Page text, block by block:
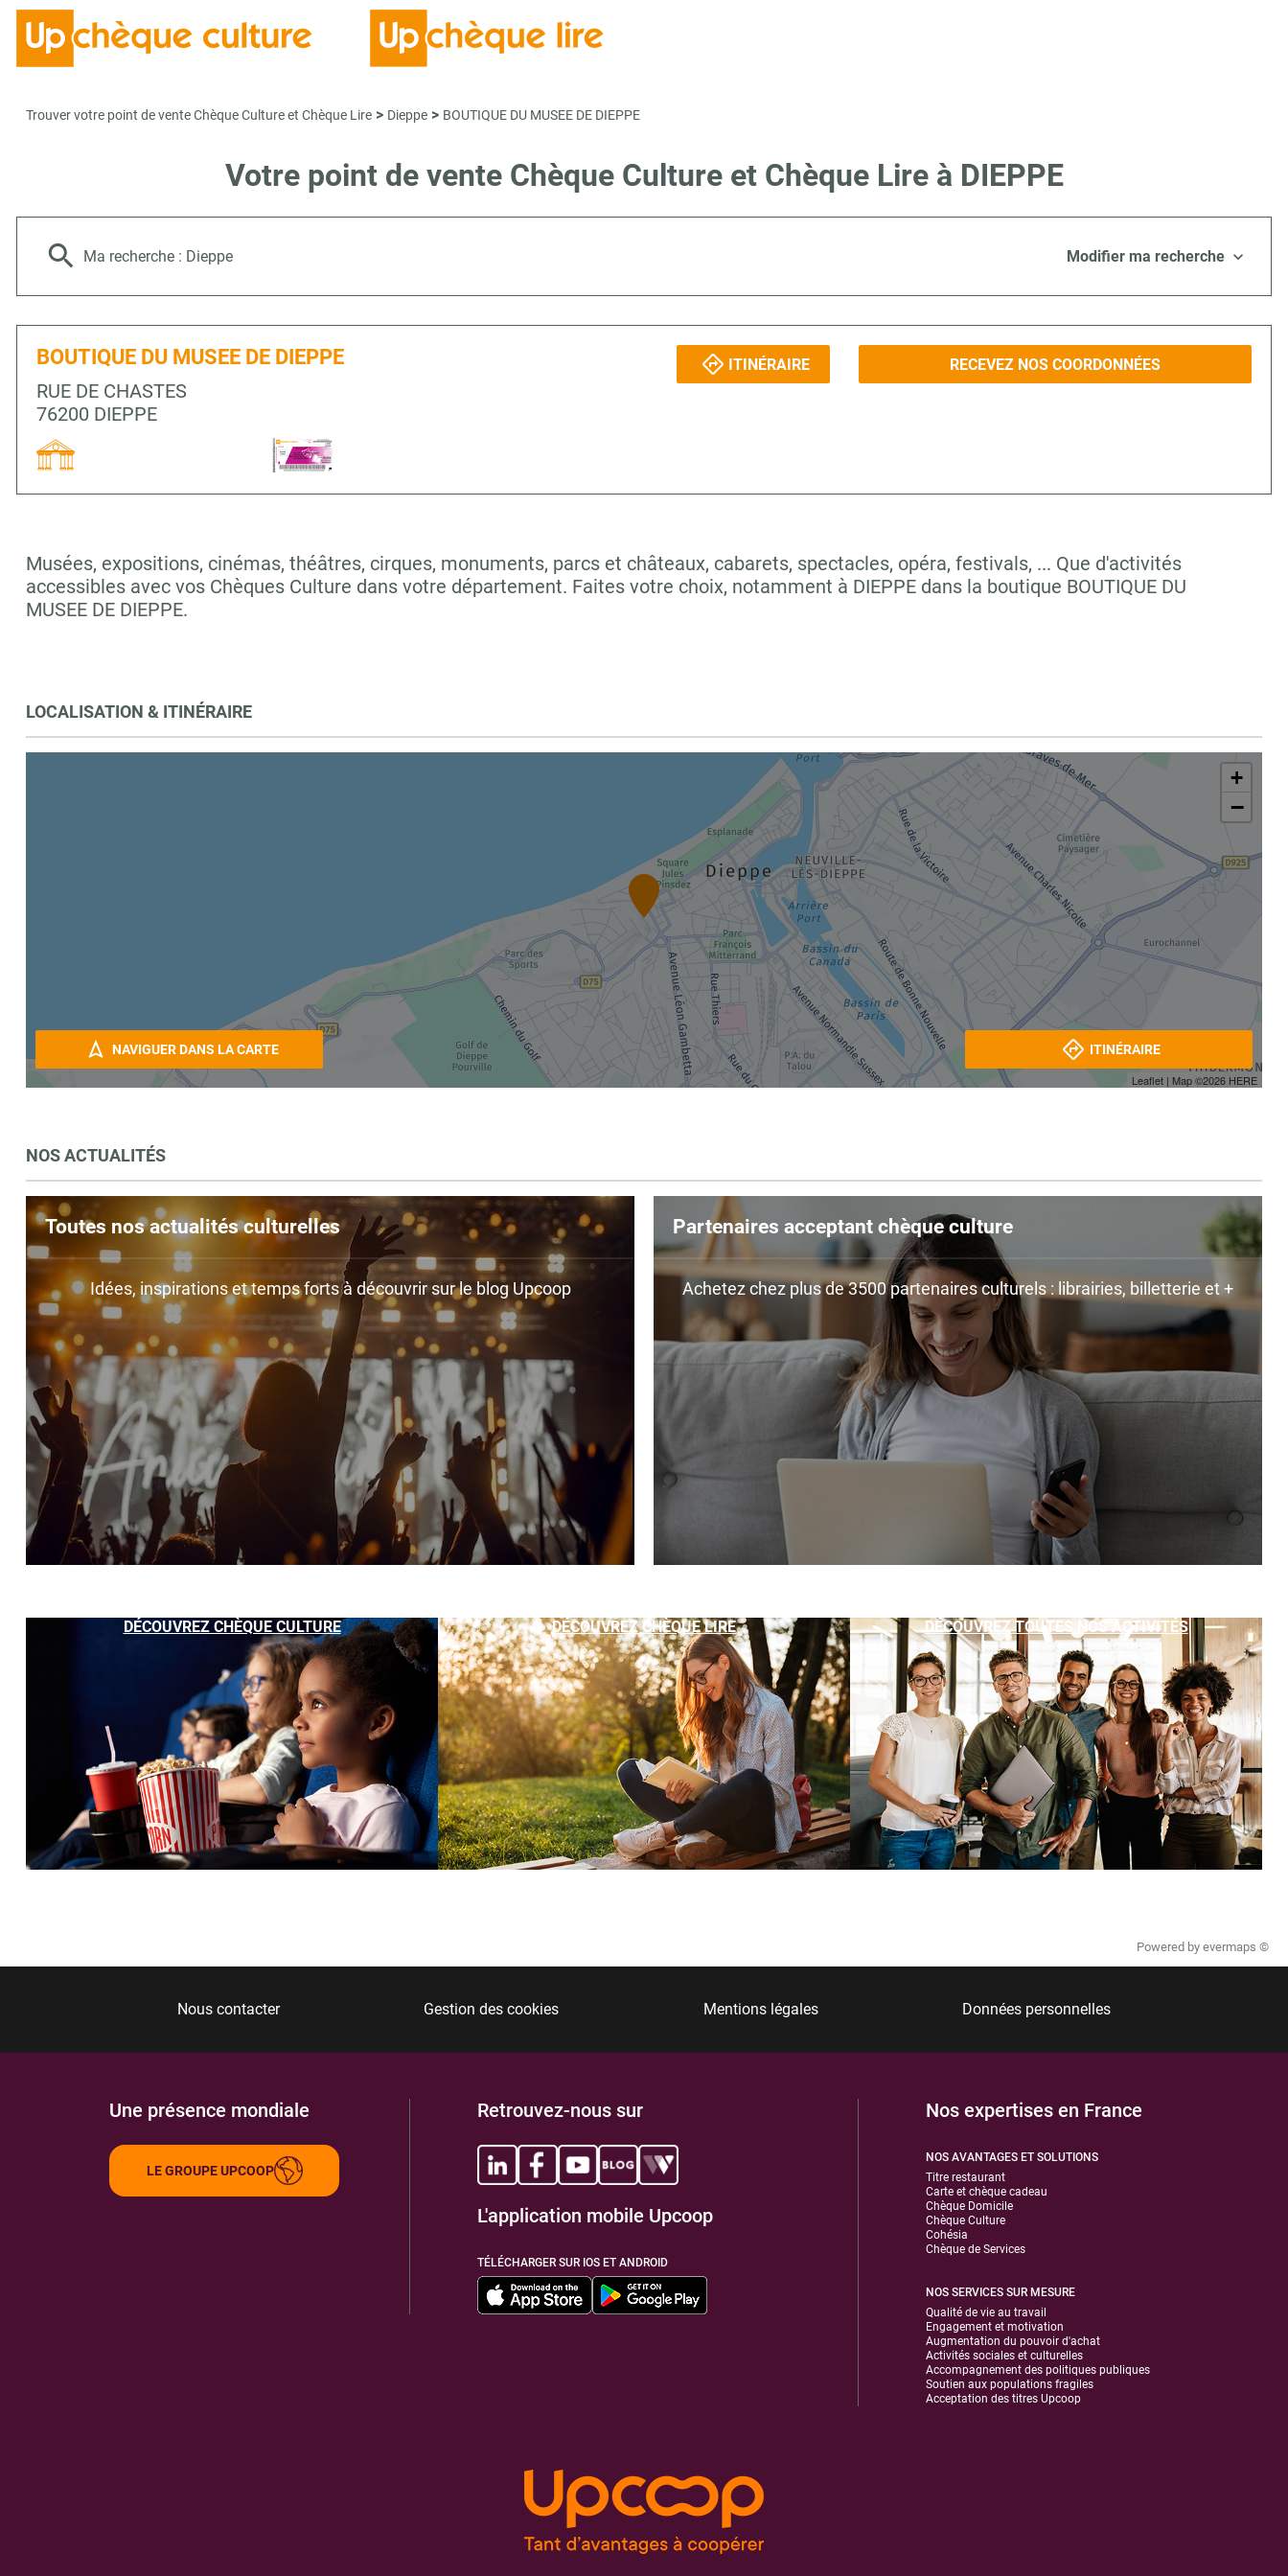
Trouver votre point de vente Chèque Culture et Chèque Lire > Dieppe > BOUTIQUE DU MUSEE DE DIEPPE
Votre point de vente Chèque Culture et Chèque Lire à DIEPPE
Ma recherche : Dieppe Modifier ma recherche
BOUTIQUE DU MUSEE DE DIEPPE
RUE DE CHASTES
76200 DIEPPE
ITINÉRAIRE RECEVEZ NOS COORDONNÉES
Musées, expositions, cinémas, théâtres, cirques, monuments, parcs et châteaux, cabarets, spectacles, opéra, festivals, ... Que d'activités
accessibles avec vos Chèques Culture dans votre département. Faites votre choix, notamment à DIEPPE dans la boutique BOUTIQUE DU
MUSEE DE DIEPPE.
LOCALISATION & ITINÉRAIRE
+
−
Leaflet | Map ©2026 HERE
NAVIGUER DANS LA CARTE ITINÉRAIRE
NOS ACTUALITÉS
Toutes nos actualités culturelles
Idées, inspirations et temps forts à découvrir sur le blog Upcoop
Partenaires acceptant chèque culture
Achetez chez plus de 3500 partenaires culturels : librairies, billetterie et +
DÉCOUVREZ CHÈQUE CULTURE DÉCOUVREZ CHÈQUE LIRE DÉCOUVREZ TOUTES NOS ACTIVITÉS
Powered by evermaps ©
Nous contacter Gestion des cookies Mentions légales Données personnelles
Une présence mondiale
LE GROUPE UPCOOP
Retrouvez-nous sur
L'application mobile Upcoop
TÉLÉCHARGER SUR IOS ET ANDROID
Nos expertises en France
NOS AVANTAGES ET SOLUTIONS
Titre restaurant
Carte et chèque cadeau
Chèque Domicile
Chèque Culture
Cohésia
Chèque de Services
NOS SERVICES SUR MESURE
Qualité de vie au travail
Engagement et motivation
Augmentation du pouvoir d'achat
Activités sociales et culturelles
Accompagnement des politiques publiques
Soutien aux populations fragiles
Acceptation des titres Upcoop